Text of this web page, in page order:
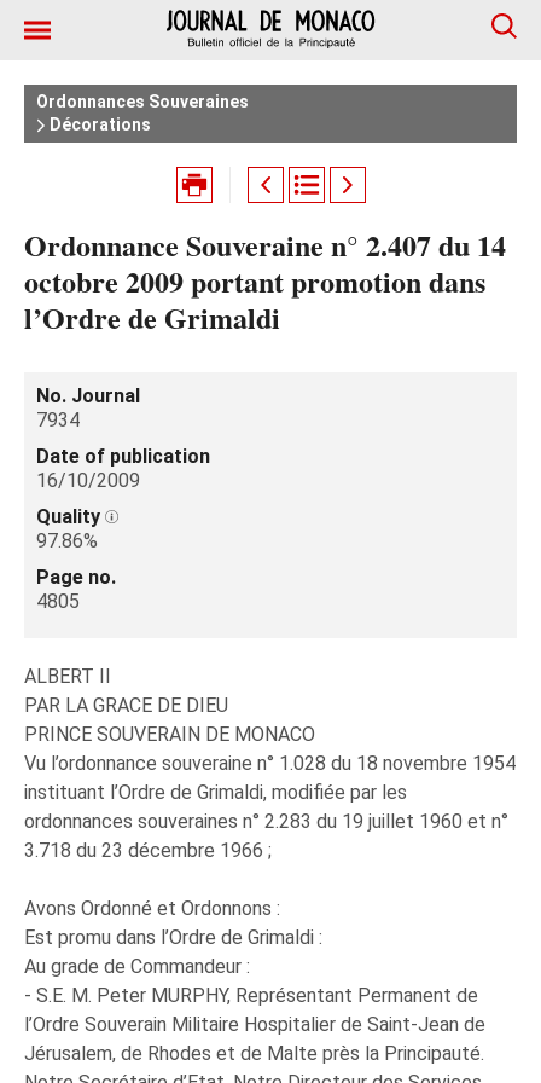
Ordonnances Souveraines
Décorations
Ordonnance Souveraine n° 2.407 du 14
octobre 2009 portant promotion dans
l’Ordre de Grimaldi
No. Journal
7934
Date of publication
16/10/2009
Quality
97.86%
Page no.
4805
ALBERT II
PAR LA GRACE DE DIEU
PRINCE SOUVERAIN DE MONACO
Vu l’ordonnance souveraine n° 1.028 du 18 novembre 1954
instituant l’Ordre de Grimaldi, modifiée par les
ordonnances souveraines n° 2.283 du 19 juillet 1960 et n°
3.718 du 23 décembre 1966 ;
Avons Ordonné et Ordonnons :
Est promu dans l’Ordre de Grimaldi :
Au grade de Commandeur :
- S.E. M. Peter MURPHY, Représentant Permanent de
l’Ordre Souverain Militaire Hospitalier de Saint-Jean de
Jérusalem, de Rhodes et de Malte près la Principauté.